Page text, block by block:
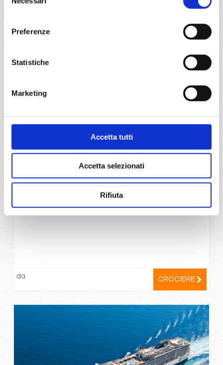
del
Preferenze
Statistiche
Marketing
Accetta tutti
Accetta selezionati
Rifiuta
da CROCIERE